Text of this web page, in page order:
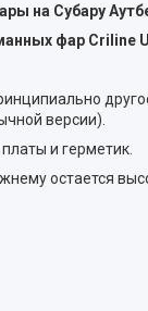
на Субару
фар Criline
версии).
и герметик.
остается